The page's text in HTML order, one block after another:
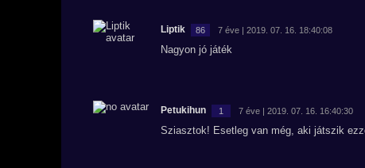
Liptik 86 7 éve | 2019. 07. 16. 18:40:08
Nagyon jó játék
Petukihun 1 7 éve | 2019. 07. 16. 16:40:30
Sziasztok! Esetleg van még, aki játszik